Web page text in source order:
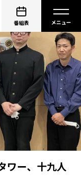
番組表
ワー、十九人